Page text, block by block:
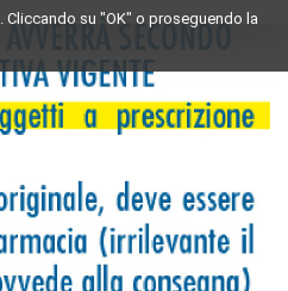
. Cliccando su "OK" o proseguendo la